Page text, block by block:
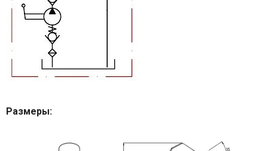
Размеры: